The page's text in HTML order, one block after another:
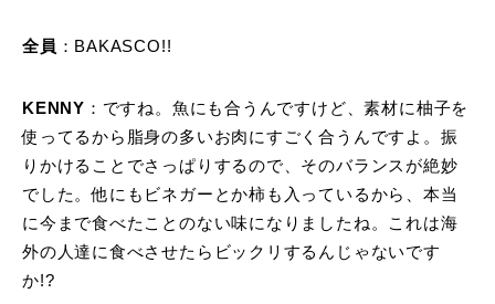
全員 ：BAKASCO!!
KENNY ：ですね。魚にも合うんですけど、素材に柚子を
使ってるから脂身の多いお肉にすごく合うんですよ。振
りかけることでさっぱりするので、そのバランスが絶妙
でした。他にもビネガーとか柿も入っているから、本当
に今まで食べたことのない味になりましたね。これは海
外の人達に食べさせたらビックリするんじゃないです
か!?